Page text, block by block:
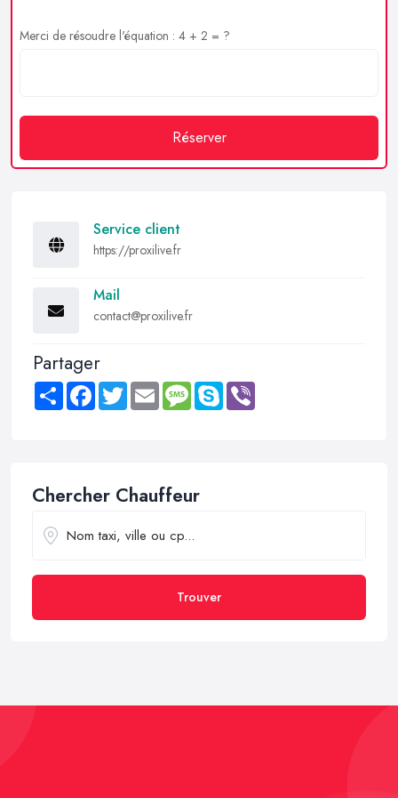
Merci de résoudre l'équation : 4 + 2 = ?
Réserver
Service client
https://proxilive.fr
Mail
contact@proxilive.fr
Partager
Share FacebookTwitter Email MessageSkype
Chercher Chauffeur
Trouver